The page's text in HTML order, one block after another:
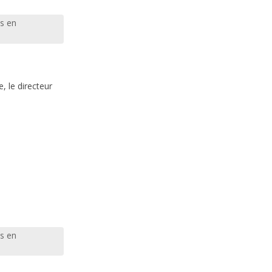
en
le directeur
en